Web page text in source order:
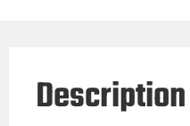
Description